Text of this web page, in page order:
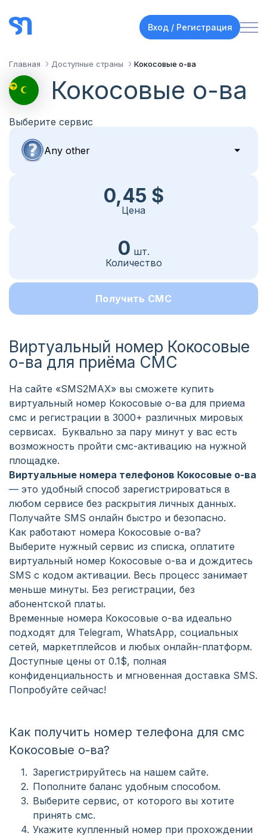
Вход / Регистрация
Главная Доступные страны Кокосовые о-ва
Кокосовые о-ва
Выберите сервис
0,45 $
Цена
0 шт.
Количество
Получить СМС
Виртуальный номер Кокосовые
о-ва для приёма СМС
На сайте «SMS2MAX» вы сможете купить
виртуальный номер Кокосовые о-ва для приема
смс и регистрации в 3000+ различных мировых
сервисах. Буквально за пару минут у вас есть
возможность пройти смс-активацию на нужной
площадке.
Виртуальные номера телефонов Кокосовые о-ва
— это удобный способ зарегистрироваться в
любом сервисе без раскрытия личных данных.
Получайте SMS онлайн быстро и безопасно.
Как работают номера Кокосовые о-ва?
Выберите нужный сервис из списка, оплатите
виртуальный номер Кокосовые о-ва и дождитесь
SMS с кодом активации. Весь процесс занимает
меньше минуты. Без регистрации, без
абонентской платы.
Временные номера Кокосовые о-ва идеально
подходят для Telegram, WhatsApp, социальных
сетей, маркетплейсов и любых онлайн-платформ.
Доступные цены от 0.1$, полная
конфиденциальность и мгновенная доставка SMS.
Попробуйте сейчас!
Как получить номер телефона для смс
Кокосовые о-ва?
Зарегистрируйтесь на нашем сайте.
Пополните баланс удобным способом.
Выберите сервис, от которого вы хотите
принять смс.
Укажите купленный номер при прохождении